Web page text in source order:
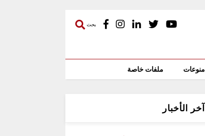
بحث
منوعات ملفات خاصة
آخر الأخبار